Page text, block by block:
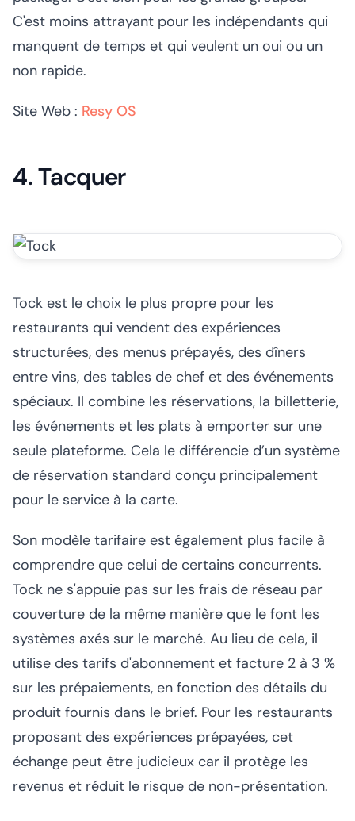
C'est moins attrayant pour les indépendants qui
manquent de temps et qui veulent un oui ou un
non rapide.
Site Web : Resy OS
4. Tacquer
Tock est le choix le plus propre pour les
restaurants qui vendent des expériences
structurées, des menus prépayés, des dîners
entre vins, des tables de chef et des événements
spéciaux. Il combine les réservations, la billetterie,
les événements et les plats à emporter sur une
seule plateforme. Cela le différencie d’un système
de réservation standard conçu principalement
pour le service à la carte.
Son modèle tarifaire est également plus facile à
comprendre que celui de certains concurrents.
Tock ne s'appuie pas sur les frais de réseau par
couverture de la même manière que le font les
systèmes axés sur le marché. Au lieu de cela, il
utilise des tarifs d'abonnement et facture 2 à 3 %
sur les prépaiements, en fonction des détails du
produit fournis dans le brief. Pour les restaurants
proposant des expériences prépayées, cet
échange peut être judicieux car il protège les
revenus et réduit le risque de non-présentation.